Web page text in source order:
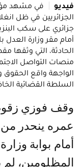
فيديو
في مشهد
الجزائريين في ظل
جزائري على سكب
أمام مقر وزارة العدل
الحادثة، التي وثقها
منصات التواصل
الواجهة واقع الحقوق
السلطة القضائية
وقف فوزي زقوط، شاب في الثلاثين من
عمره ينحدر من
أمام بوابة
المظلومين، لم